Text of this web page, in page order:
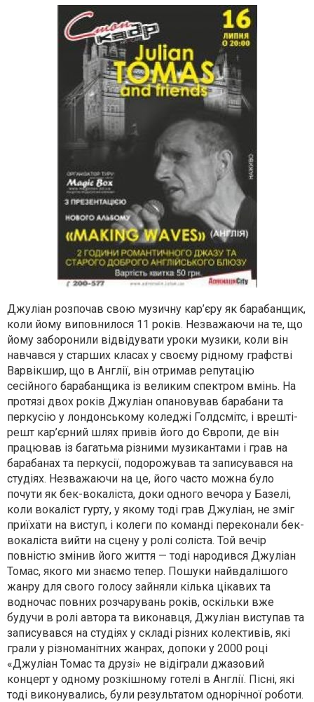
Джуліан розпочав свою музичну кар’єру як барабанщик,
коли йому виповнилося 11 років. Незважаючи на те, що
йому заборонили відвідувати уроки музики, коли він
навчався у старших класах у своєму рідному графстві
Варвікшир, що в Англії, він отримав репутацію
сесійного барабанщика із великим спектром вмінь. На
протязі двох років Джуліан опановував барабани та
перкусію у лондонському коледжі Голдсмітс, і врешті-
решт кар’єрний шлях привів його до Європи, де він
працював із багатьма різними музикантами і грав на
барабанах та перкусії, подорожував та записувався на
студіях. Незважаючи на це, його часто можна було
почути як бек-вокаліста, доки одного вечора у Базелі,
коли вокаліст гурту, у якому тоді грав Джуліан, не зміг
приїхати на виступ, і колеги по команді переконали бек-
вокаліста вийти на сцену у ролі соліста. Той вечір
повністю змінив його життя — тоді народився Джуліан
Томас, якого ми знаємо тепер. Пошуки найвдалішого
жанру для свого голосу зайняли кілька цікавих та
водночас повних розчарувань років, оскільки вже
будучи в ролі автора та виконавця, Джуліан виступав та
записувався на студіях у складі різних колективів, які
грали у різноманітних жанрах, допоки у 2000 році
«Джуліан Томас та друзі» не відіграли джазовий
концерт у одному розкішному готелі в Англії. Пісні, які
тоді виконувались, були результатом однорічної роботи.